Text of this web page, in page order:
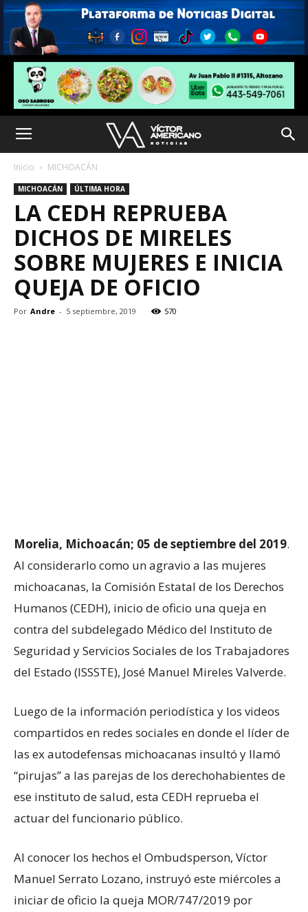
Inicio MICHOACÁN
MICHOACÁN ÚLTIMA HORA
LA CEDH REPRUEBA
DICHOS DE MIRELES
SOBRE MUJERES E INICIA
QUEJA DE OFICIO
Por Andre - 5 septiembre, 2019 570
Morelia, Michoacán; 05 de septiembre del 2019.
Al considerarlo como un agravio a las mujeres
michoacanas, la Comisión Estatal de los Derechos
Humanos (CEDH), inicio de oficio una queja en
contra del subdelegado Médico del Instituto de
Seguridad y Servicios Sociales de los Trabajadores
del Estado (ISSSTE), José Manuel Mireles Valverde.
Luego de la información periodística y los videos
compartidos en redes sociales en donde el líder de
las ex autodefensas michoacanas insultó y llamó
“pirujas” a las parejas de los derechohabientes de
ese instituto de salud, esta CEDH reprueba el
actuar del funcionario público.
Al conocer los hechos el Ombudsperson, Víctor
Manuel Serrato Lozano, instruyó este miércoles a
iniciar de oficio la queja MOR/747/2019 por